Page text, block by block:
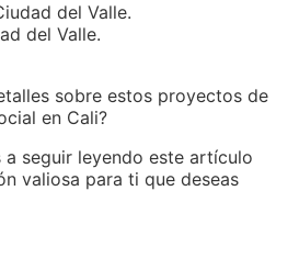
del Valle.
del Valle.
sobre estos proyectos de
en Cali?
seguir leyendo este artículo
valiosa para ti que deseas